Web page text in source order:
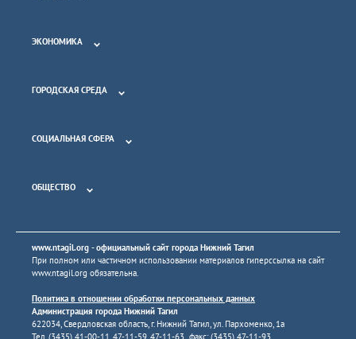
ЭКОНОМИКА
ГОРОДСКАЯ СРЕДА
СОЦИАЛЬНАЯ СФЕРА
ОБЩЕСТВО
www.ntagil.org - официальный сайт города Нижний Тагил
При полном или частичном использовании материалов гиперссылка на сайт
www.ntagil.org обязательна.
Политика в отношении обработки персональных данных
Администрация города Нижний Тагил
622034, Свердловская область, г. Нижний Тагил, ул. Пархоменко, 1а
Тел. (3435) 41-00-11, 47-11-59, 47-11-63 факс: (3435) 47-11-93